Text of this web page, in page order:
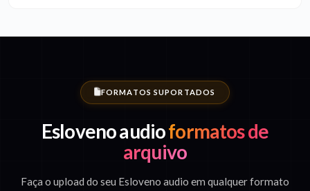
FORMATOS SUPORTADOS
Esloveno audioformatos de
arquivo
Faça o upload do seu Esloveno audio em qualquer formato